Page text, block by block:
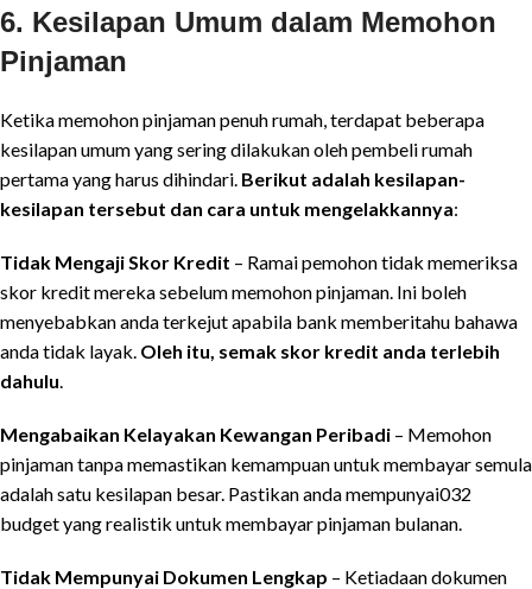
6. Kesilapan Umum dalam Memohon
Pinjaman
Ketika memohon pinjaman penuh rumah, terdapat beberapa
kesilapan umum yang sering dilakukan oleh pembeli rumah
pertama yang harus dihindari. Berikut adalah kesilapan-
kesilapan tersebut dan cara untuk mengelakkannya:
Tidak Mengaji Skor Kredit – Ramai pemohon tidak memeriksa
skor kredit mereka sebelum memohon pinjaman. Ini boleh
menyebabkan anda terkejut apabila bank memberitahu bahawa
anda tidak layak. Oleh itu, semak skor kredit anda terlebih
dahulu
Mengabaikan Kelayakan Kewangan Peribadi – Memohon
pinjaman tanpa memastikan kemampuan untuk membayar semula
adalah satu kesilapan besar. Pastikan anda mempunyai032
budget yang realistik untuk membayar pinjaman bulanan.
Tidak Mempunyai Dokumen Lengkap – Ketiadaan dokumen